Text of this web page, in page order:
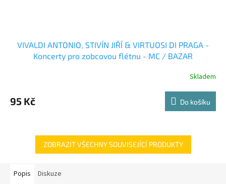
VIVALDI ANTONIO, STIVÍN JIŘÍ & VIRTUOSI DI PRAGA -
Koncerty pro zobcovou flétnu - MC / BAZAR
Skladem
95 Kč Do košíku
ZOBRAZIT VŠECHNY SOUVISEJÍCÍ PRODUKTY
Popis Diskuze